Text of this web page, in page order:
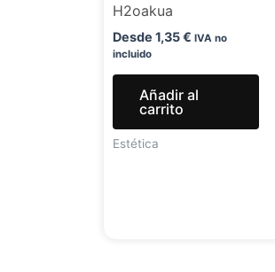
H2oakua
Desde 1,35€ IVA no
incluido
Añadir al
carrito
Estética